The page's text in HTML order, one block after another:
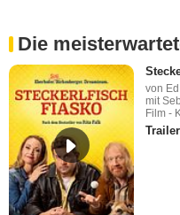
Die
von
mit
Film -
Trailer